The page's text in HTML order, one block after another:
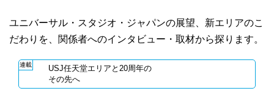
ユニバーサル・スタジオ・ジャパンの展望、新エリアのこ
だわりを、関係者へのインタビュー・取材から探ります。
連載
USJ任天堂エリアと20周年の
その先へ